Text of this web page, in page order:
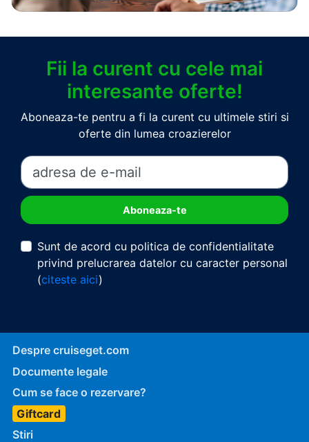
Fii la curent cu cele mai
interesante oferte!
Aboneaza-te pentru a fi la curent cu ultimele stiri si
oferte din lumea croazierelor
Sunt de acord cu politica de confidentialitate
privind prelucrarea datelor cu caracter personal
(citeste aici)
Despre cruiseget.com
Documente legale
Cum se face o rezervare?
Giftcard
Stiri